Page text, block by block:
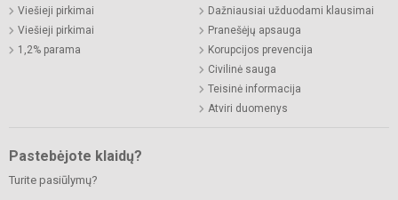
Viešieji pirkimai
Viešieji pirkimai
1,2% parama
Dažniausiai užduodami klausimai
Pranešėjų apsauga
Korupcijos prevencija
Civilinė sauga
Teisinė informacija
Atviri duomenys
Pastebėjote klaidų?
Turite pasiūlymų?